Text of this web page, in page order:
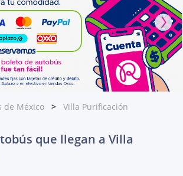
de México Villa Purificación
que llegan a Villa